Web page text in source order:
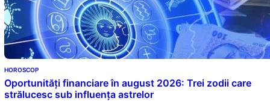
HOROSCOP
Oportunități financiare în august 2026: Trei zodii care
strălucesc sub influența astrelor